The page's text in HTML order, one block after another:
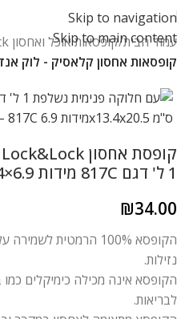
Skip to navigation
Skip to main content
עמוד הבית קופסאות אוכל ואחסון Lock&Lock
קופסאות אחסון קלאסיק - לוק
1 ל' דגם 817C מידות 6.9×13.4×20.5 ס"מ
₪34.00
הקופסא 100% הרמטית
נזילות.
לבריאות.